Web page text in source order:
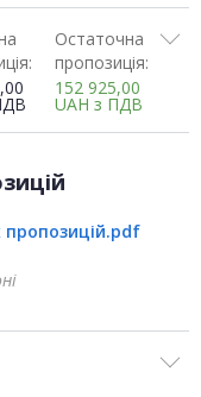
Остаточна
пропозиція:
152 925,00
UAH з ПДВ